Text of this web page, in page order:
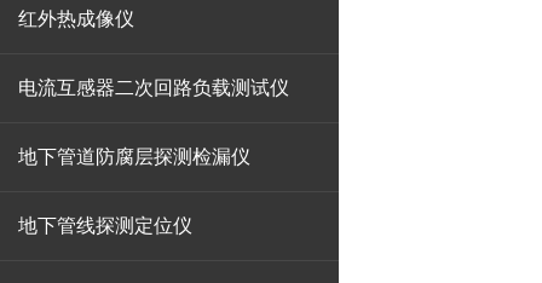
红外热成像仪
电流互感器二次回路负载测试仪
地下管道防腐层探测检漏仪
地下管线探测定位仪